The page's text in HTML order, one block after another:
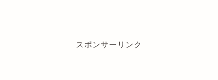
スポンサーリンク